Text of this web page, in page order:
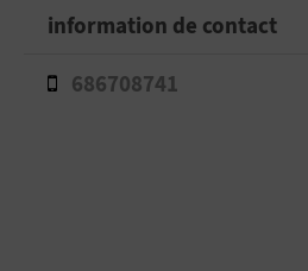
information de contact
686708741